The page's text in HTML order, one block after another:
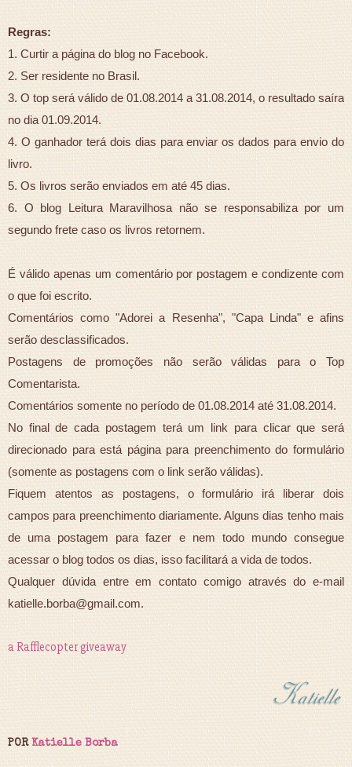
Regras:
1. Curtir a página do blog no Facebook.
2. Ser residente no Brasil.
3. O top será válido de 01.08.2014 a 31.08.2014, o resultado saíra
no dia 01.09.2014.
4. O ganhador terá dois dias para enviar os dados para envio do
livro.
5. Os livros serão enviados em até 45 dias.
6. O blog Leitura Maravilhosa não se responsabiliza por um
segundo frete caso os livros retornem.
É válido apenas um comentário por postagem e condizente com
o que foi escrito.
Comentários como "Adorei a Resenha", "Capa Linda" e afins
serão desclassificados.
Postagens de promoções não serão válidas para o Top
Comentarista.
Comentários somente no período de 01.08.2014 até 31.08.2014.
No final de cada postagem terá um link para clicar que será
direcionado para está página para preenchimento do formulário
(somente as postagens com o link serão válidas).
Fiquem atentos as postagens, o formulário irá liberar dois
campos para preenchimento diariamente. Alguns dias tenho mais
de uma postagem para fazer e nem todo mundo consegue
acessar o blog todos os dias, isso facilitará a vida de todos.
Qualquer dúvida entre em contato comigo através do e-mail
katielle.borba@gmail.com.
a Rafflecopter giveaway
PORKatielle Borba